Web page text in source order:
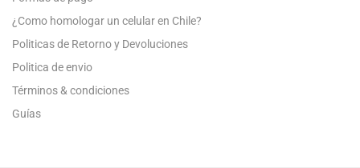
¿Como homologar un celular en Chile?
Politicas de Retorno y Devoluciones
Politica de envio
Términos & condiciones
Guías